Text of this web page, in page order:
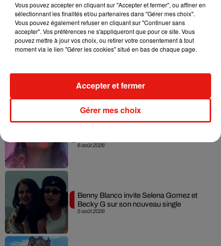
Musique
6 août 2026
5 août 2026
Benny Blanco invite Selena Gomez et
Becky G sur son nouveau single
Vous pouvez accepter en cliquant sur "Accepter et fermer", ou affiner en
sélectionnant les finalités et/ou partenaires dans "Gérer mes choix".
Vous pouvez également refuser en cliquant sur "Continuer sans
accepter". Vos préférences ne s'appliqueront que pour ce site. Vous
pouvez mettre à jour vos choix, ou retirer votre consentement à tout
moment via le lien "Gérer les cookies" situé en bas de chaque page.
Gérer mes choix
Accepter et fermer